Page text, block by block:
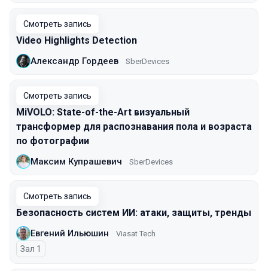
Смотреть запись
Video Highlights Detection
Александр Гордеев SberDevices
Смотреть запись
MiVOLO: State-of-the-Art визуальный
трансформер для распознавания пола и возраста
по фотографии
Максим Купрашевич SberDevices
Смотреть запись
Безопасность систем ИИ: атаки, защиты, тренды
Евгений Ильюшин Viasat Tech
Зал 1